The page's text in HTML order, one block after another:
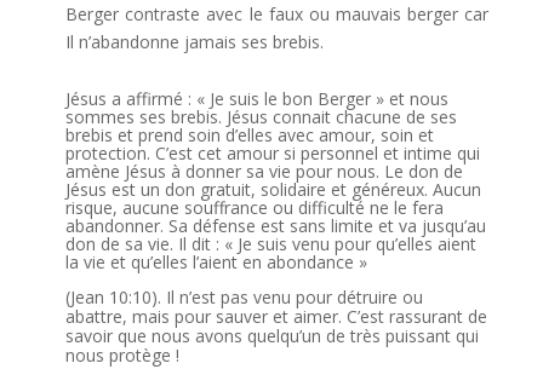
Berger contraste avec le faux ou mauvais berger car
Il n’abandonne jamais ses brebis.
Jésus a affirmé : « Je suis le bon Berger » et nous
sommes ses brebis. Jésus connait chacune de ses
brebis et prend soin d’elles avec amour, soin et
protection. C’est cet amour si personnel et intime qui
amène Jésus à donner sa vie pour nous. Le don de
Jésus est un don gratuit, solidaire et généreux. Aucun
risque, aucune souffrance ou difficulté ne le fera
abandonner. Sa défense est sans limite et va jusqu’au
don de sa vie. Il dit : « Je suis venu pour qu’elles aient
la vie et qu’elles l’aient en abondance »
(Jean 10:10). Il n’est pas venu pour détruire ou
abattre, mais pour sauver et aimer. C’est rassurant de
savoir que nous avons quelqu’un de très puissant qui
nous protège !